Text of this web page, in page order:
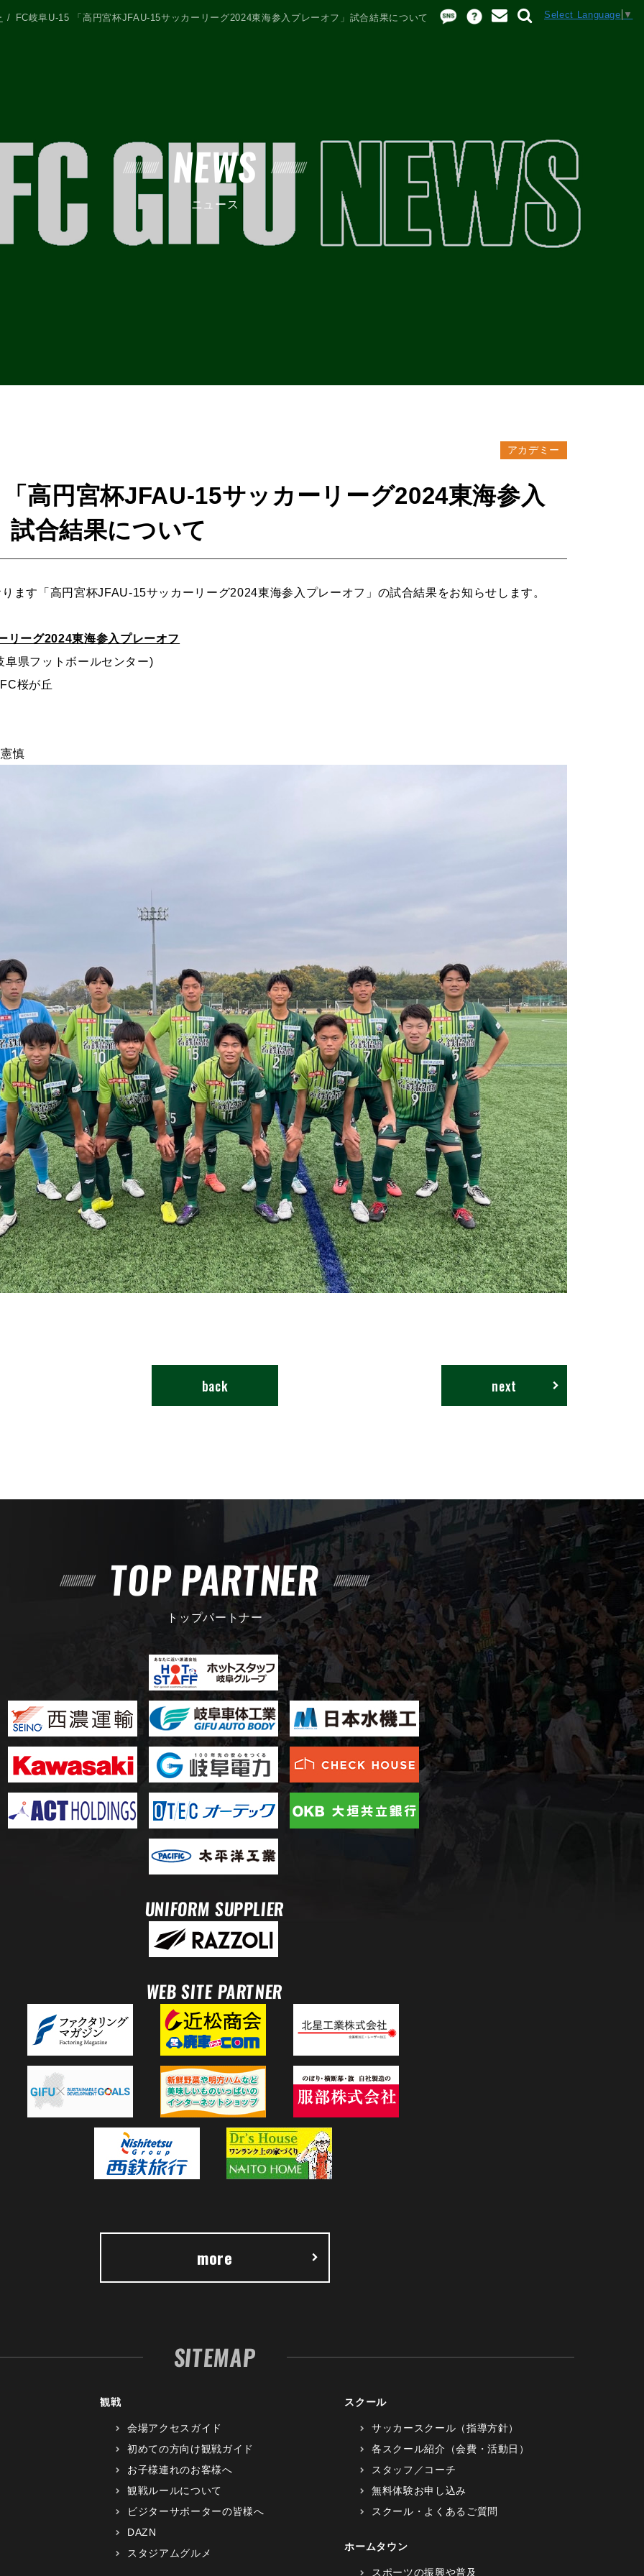
Select Language ▼
NEWS
ニュース
FC岐阜U-15 「高円宮杯JFAU-15サッカーリーグ2024東海参入プレーオフ」試合結果について
アカデミー
高円宮杯JFAU-15サッカーリーグ2024東海参入
試合結果について
ます「高円宮杯JFAU-15サッカーリーグ2024東海参入プレーオフ」の試合結果をお知らせします。
リーグ2024東海参入プレーオフ
県フットボールセンター)
桜が丘
慎
next
back
TOP PARTNER
トップパートナー
UNIFORM SUPPLIER
WEB SITE PARTNER
more
SITEMAP
観戦
会場アクセスガイド
初めての方向け観戦ガイド
お子様連れのお客様へ
観戦ルールについて
ビジターサポーターの皆様へ
DAZN
スタジアムグルメ
スクール
サッカースクール（指導方針）
各スクール紹介（会費・活動日）
スタッフ／コーチ
無料体験お申し込み
スクール・よくあるご質問
ホームタウン
スポーツの振興や普及